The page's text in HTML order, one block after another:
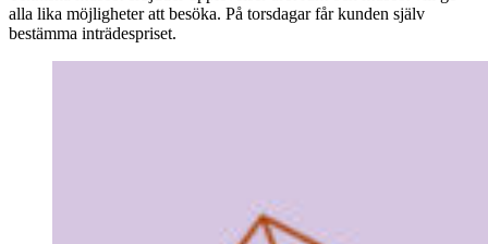
alla lika möjligheter att besöka. På torsdagar får kunden själv
bestämma inträdespriset.